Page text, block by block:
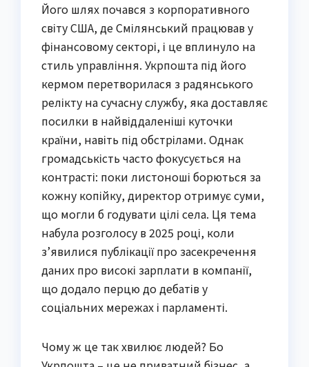
Його шлях почався з корпоративного
світу США, де Смілянський працював у
фінансовому секторі, і це вплинуло на
стиль управління. Укрпошта під його
кермом перетворилася з радянського
релікту на сучасну службу, яка доставляє
посилки в найвіддаленіші куточки
країни, навіть під обстрілами. Однак
громадськість часто фокусується на
контрасті: поки листоноші борються за
кожну копійку, директор отримує суми,
що могли б годувати цілі села. Ця тема
набула розголосу в 2025 році, коли
з’явилися публікації про засекречення
даних про високі зарплати в компанії,
що додало перцю до дебатів у
соціальних мережах і парламенті.
Чому ж це так хвилює людей? Бо